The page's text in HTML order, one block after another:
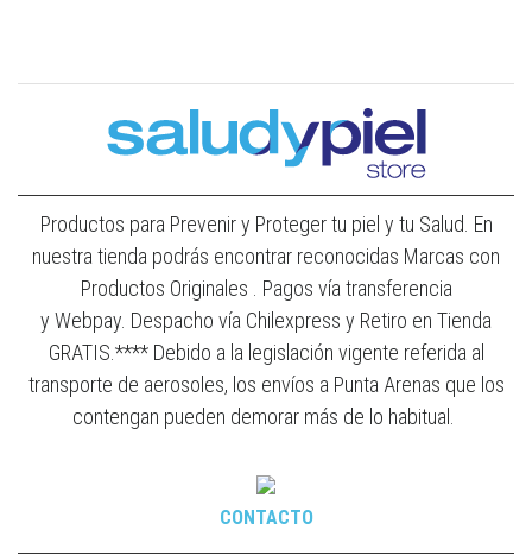
Productos para Prevenir y Proteger tu piel y tu Salud. En
nuestra tienda podrás encontrar reconocidas Marcas con
Productos Originales . Pagos vía transferencia
y Webpay. Despacho vía Chilexpress y Retiro en Tienda
GRATIS.**** Debido a la legislación vigente referida al
transporte de aerosoles, los envíos a Punta Arenas que los
contengan pueden demorar más de lo habitual.
CONTACTO